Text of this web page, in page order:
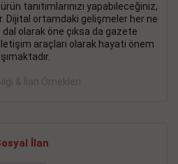
tanıtımlarınızı yapabileceğiniz,
Dijital ortamdaki gelişmeler her ne
dal olarak öne çıksa da gazete
araçları olarak hayati önem
& İlan Örnekleri
İlan
- 11.09.2018
1 satılık daire